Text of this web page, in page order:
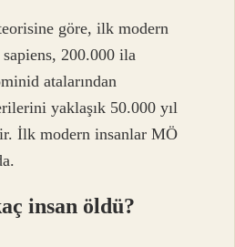
göre, ilk modern
200.000 ila
atalarından
yaklaşık 50.000 yıl
İlk modern insanlar MÖ
insan öldü?